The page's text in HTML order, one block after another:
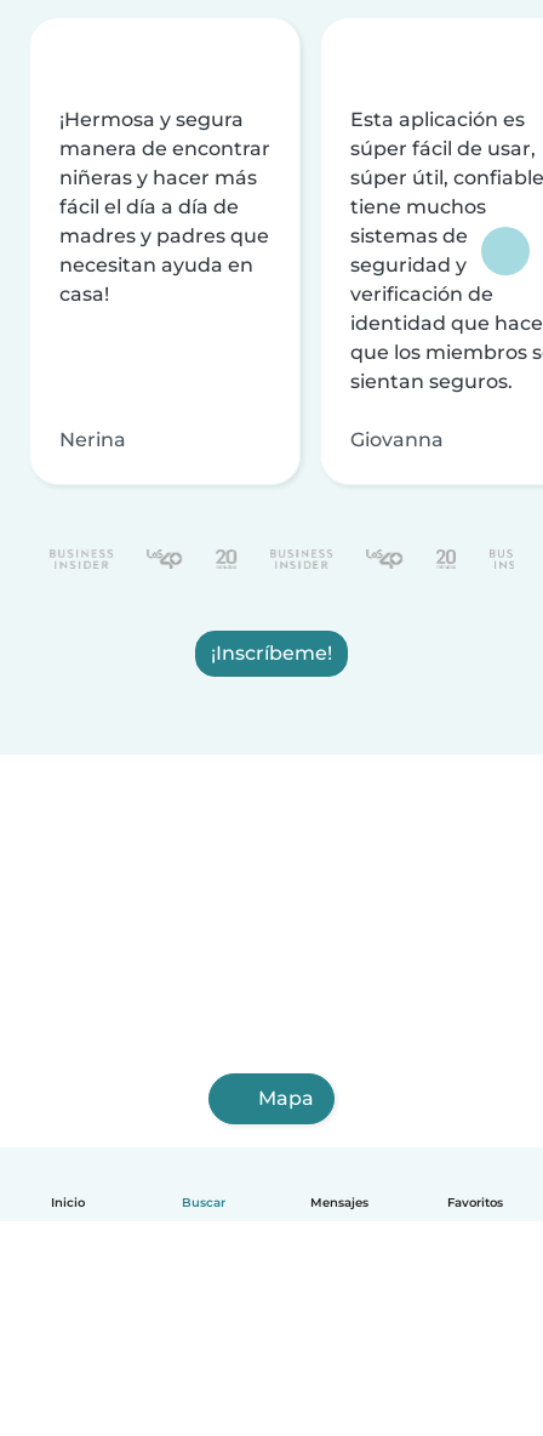
Inicio Buscar Mensajes Favoritos
¡Hermosa y segura
manera de encontrar
niñeras y hacer más
fácil el día a día de
madres y padres que
necesitan ayuda en
casa!
Nerina
Esta aplicación es
súper fácil de usar,
súper útil,
tiene muchos
sistemas de
seguridad y
verificación de
identidad que
que los miembros
sientan seguros.
Giovanna
¡Inscríbeme!
Mapa